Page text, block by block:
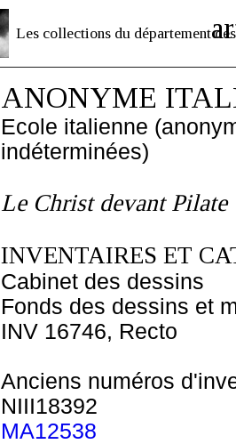
Les collections du département des
ANONYME
Ecole italienne
indéterminées)
Le Christ devant Pilate
INVENTAIRES ET
Cabinet des dessins
Fonds des dessins et
INV 16746, Recto
Anciens numéros
NIII18392
MA12538